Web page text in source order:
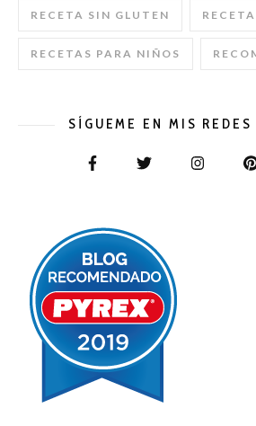
RECETA SIN GLUTEN
RECETAS PARA NIÑOS
SÍGUEME EN MIS REDES